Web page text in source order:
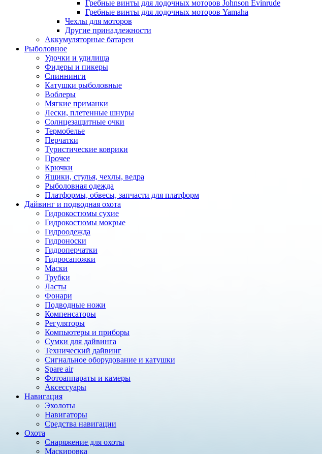
Гребные винты для лодочных моторов Johnson Evinrude
Гребные винты для лодочных моторов Yamaha
Чехлы для моторов
Другие принадлежности
Аккумуляторные батареи
Рыболовное
Удочки и удилища
Фидеры и пикеры
Спиннинги
Катушки рыболовные
Воблеры
Мягкие приманки
Лески, плетенные шнуры
Солнцезащитные очки
Термобелье
Перчатки
Туристические коврики
Прочее
Крючки
Ящики, стулья, чехлы, ведра
Рыболовная одежда
Платформы, обвесы, запчасти для платформ
Дайвинг и подводная охота
Гидрокостюмы сухие
Гидрокостюмы мокрые
Гидроодежда
Гидроноски
Гидроперчатки
Гидросапожки
Маски
Трубки
Ласты
Фонари
Подводные ножи
Компенсаторы
Регуляторы
Компьютеры и приборы
Сумки для дайвинга
Технический дайвинг
Сигнальное оборудование и катушки
Spare air
Фотоаппараты и камеры
Аксессуары
Навигация
Эхолоты
Навигаторы
Средства навигации
Охота
Cнаряжение для охоты
Маскировка